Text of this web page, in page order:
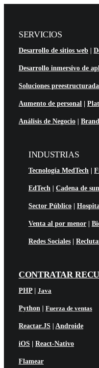
SERVICIOS
Desarrollo de sitios web|
Desarrollo inmersivo de
Soluciones
Aumento de personal|
Análisis de Negocio|
INDUSTRIAS
Tecnología MedTech|
EdTech| Cadena de
Sector Público|
Venta al por menor|
Redes Sociales|
CONTRATAR
PHP| Java
Python| Fuerza de ventas
Reactar.JS| Androide
iOS| React-Nativo
Flamear